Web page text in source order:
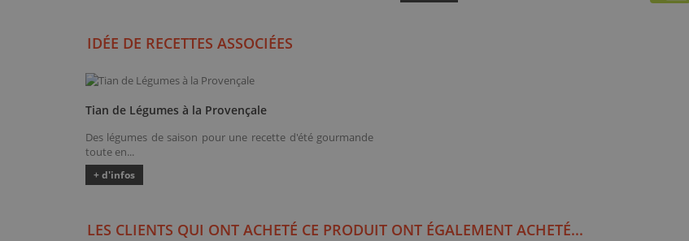
IDÉE DE RECETTES ASSOCIÉES
Tian de Légumes à la Provençale
Des légumes de saison pour une recette d'été gourmande
toute en...
+ d'infos
LES CLIENTS QUI ONT ACHETÉ CE PRODUIT ONT ÉGALEMENT ACHETÉ...